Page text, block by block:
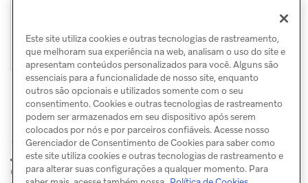
"(required, string) [PII] Braze
}
ANTERIOR
Comportamento do cliente
PRÓXIMO
Eventos de
engajamento com
Este site utiliza cookies e outras tecnologias de rastreamento,
que melhoram sua experiência na web, analisam o uso do site e
apresentam conteúdos personalizados para você. Alguns são
essenciais para a funcionalidade de nosso site, enquanto
outros são opcionais e utilizados somente com o seu
consentimento. Cookies e outras tecnologias de rastreamento
podem ser armazenados em seu dispositivo após serem
colocados por nós e por parceiros confiáveis. Acesse nosso
Gerenciador de Consentimento de Cookies para saber como
este site utiliza cookies e outras tecnologias de rastreamento e
para alterar suas configurações a qualquer momento. Para